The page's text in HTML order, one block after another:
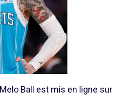
Ball est mis en ligne sur